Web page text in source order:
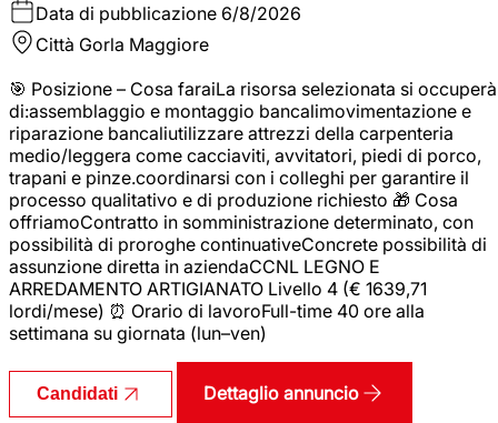
Data di pubblicazione 6/8/2026
Città Gorla Maggiore
🎯 Posizione – Cosa faraiLa risorsa selezionata si occuperà
di:assemblaggio e montaggio bancalimovimentazione e
riparazione bancaliutilizzare attrezzi della carpenteria
medio/leggera come cacciaviti, avvitatori, piedi di porco,
trapani e pinze.coordinarsi con i colleghi per garantire il
processo qualitativo e di produzione richiesto 🎁 Cosa
offriamoContratto in somministrazione determinato, con
possibilità di proroghe continuativeConcrete possibilità di
assunzione diretta in aziendaCCNL LEGNO E
ARREDAMENTO ARTIGIANATO Livello 4 (€ 1639,71
lordi/mese) ⏰ Orario di lavoroFull-time 40 ore alla
settimana su giornata (lun–ven)
Candidati Dettaglio annuncio